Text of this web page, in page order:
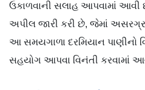
ઉકાળવાની સલાહ આપવામાં આવી
અપીલ જારી કરી છે, જેમાં
આ સમયગાળા દરમિયાન પાણીનો
સહયોગ આપવા વિનંતી કરવામાં